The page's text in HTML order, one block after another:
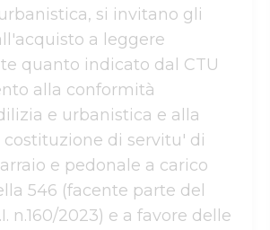
si invitano gli
a leggere
quanto indicato dal CTU
alla conformità
e urbanistica e alla
costituzione di servitu' di
e pedonale a carico
546 (facente parte del
n.160/2023) e a favore delle